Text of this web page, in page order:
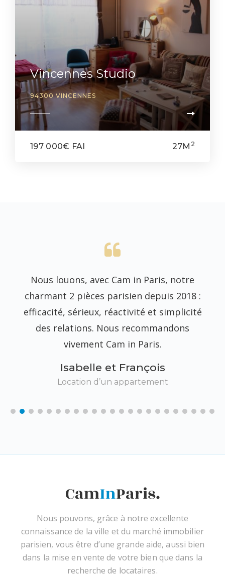
Vincennes Studio
94300 VINCENNES
197 000€ FAI 27M 2
Nous louons, avec Cam in Paris, notre
charmant 2 pièces parisien depuis 2018 :
efficacité, sérieux, réactivité et simplicité
des relations. Nous recommandons
vivement Cam in Paris.
Isabelle et François
Location d’un appartement
Nous pouvons, grâce à notre excellente
connaissance de la ville et du marché immobilier
parisien, vous être d’une grande aide, aussi bien
dans la mise en vente de votre bien que dans la
recherche de locataires.